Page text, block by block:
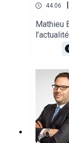
44:06
Mathieu